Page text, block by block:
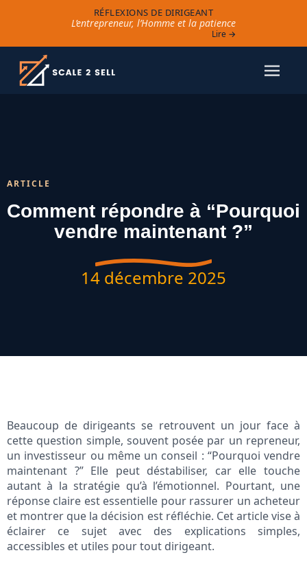
RÉFLEXIONS DE DIRIGEANT
L’entrepreneur, l’Homme et la patience
Lire →
ARTICLE
Comment répondre à “Pourquoi
vendre maintenant ?”
14 décembre 2025
Beaucoup de dirigeants se retrouvent un jour face à
cette question simple, souvent posée par un repreneur,
un investisseur ou même un conseil : “Pourquoi vendre
maintenant ?” Elle peut déstabiliser, car elle touche
autant à la stratégie qu’à l’émotionnel. Pourtant, une
réponse claire est essentielle pour rassurer un acheteur
et montrer que la décision est réfléchie. Cet article vise à
éclairer ce sujet avec des explications simples,
accessibles et utiles pour tout dirigeant.